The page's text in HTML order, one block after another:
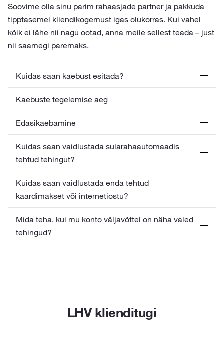
Soovime olla sinu parim rahaasjade partner ja pakkuda
tipptasemel kliendikogemust igas olukorras. Kui vahel
kõik ei lähe nii nagu ootad, anna meile sellest teada – just
nii saamegi paremaks.
Kuidas saan kaebust esitada?
Kaebuste tegelemise aeg
Edasikaebamine
Kuidas saan vaidlustada sularahaautomaadis
tehtud tehingut?
Kuidas saan vaidlustada enda tehtud
kaardimakset või internetiostu?
Mida teha, kui mu konto väljavõttel on näha valed
tehingud?
LHV klienditugi